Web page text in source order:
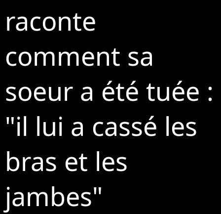
raconte
comment sa
soeur a été tuée :
"il lui a cassé les
bras et les
jambes"